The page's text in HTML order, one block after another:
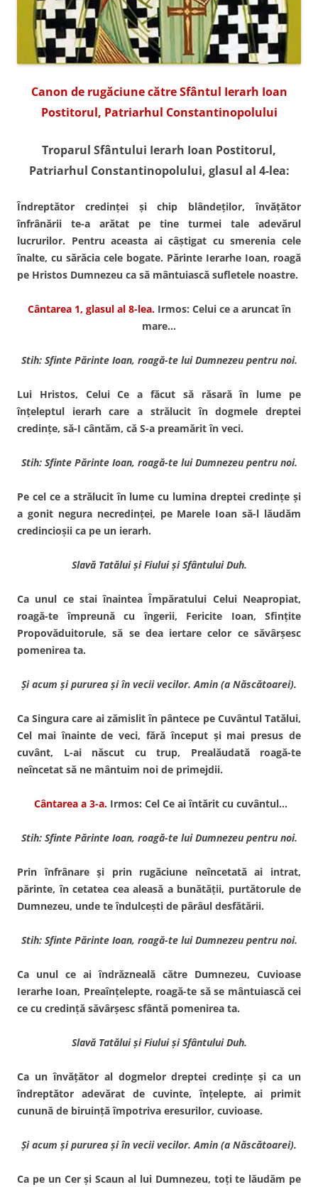
Canon de rugăciune către Sfântul Ierarh Ioan
Postitorul, Patriarhul Constantinopolului
Troparul Sfântului Ierarh Ioan Postitorul,
Patriarhul Constantinopolului, glasul al 4-lea:
Îndreptător credinţei şi chip blândeţilor, învăţător
înfrânării te-a arătat pe tine turmei tale adevărul
lucrurilor. Pentru aceasta ai câştigat cu smerenia cele
înalte, cu sărăcia cele bogate. Părinte Ierarhe Ioan, roagă
pe Hristos Dumnezeu ca să mântuiască sufletele noastre.
Cântarea 1, glasul al 8-lea.Irmos: Celui ce a aruncat în
mare…
Stih: Sfinte Părinte Ioan, roagă-te lui Dumnezeu pentru noi.
Lui Hristos, Celui Ce a făcut să răsară în lume pe
înţeleptul ierarh care a strălucit în dogmele dreptei
credinţe, să-I cântăm, că S-a preamărit în veci.
Stih: Sfinte Părinte Ioan, roagă-te lui Dumnezeu pentru noi.
Pe cel ce a strălucit în lume cu lumina dreptei credinţe şi
a gonit negura necredinţei, pe Marele Ioan să-l lăudăm
credincioşii ca pe un ierarh.
Slavă Tatălui şi Fiului şi Sfântului Duh.
Ca unul ce stai înaintea Împăratului Celui Neapropiat,
roagă-te împreună cu îngerii, Fericite Ioan, Sfinţite
Propovăduitorule, să se dea iertare celor ce săvârşesc
pomenirea ta.
Şi acum şi pururea şi în vecii vecilor. Amin (a Născătoarei).
Ca Singura care ai zămislit în pântece pe Cuvântul Tatălui,
Cel mai înainte de veci, fără început şi mai presus de
cuvânt, L-ai născut cu trup, Prealăudată roagă-te
neîncetat să ne mântuim noi de primejdii.
Cântarea a 3-a.Irmos: Cel Ce ai întărit cu cuvântul…
Stih: Sfinte Părinte Ioan, roagă-te lui Dumnezeu pentru noi.
Prin înfrânare şi prin rugăciune neîncetată ai intrat,
părinte, în cetatea cea aleasă a bunătăţii, purtătorule de
Dumnezeu, unde te îndulceşti de pârâul desfătării.
Stih: Sfinte Părinte Ioan, roagă-te lui Dumnezeu pentru noi.
Ca unul ce ai îndrăzneală către Dumnezeu, Cuvioase
Ierarhe Ioan, Preaînţelepte, roagă-te să se mântuiască cei
ce cu credinţă săvârşesc sfântă pomenirea ta.
Slavă Tatălui şi Fiului şi Sfântului Duh.
Ca un învăţător al dogmelor dreptei credinţe şi ca un
îndreptător adevărat de cuvinte, înţelepte, ai primit
cunună de biruinţă împotriva eresurilor, cuvioase.
Şi acum şi pururea şi în vecii vecilor. Amin (a Născătoarei).
Ca pe un Cer şi Scaun al lui Dumnezeu, toţi te lăudăm pe